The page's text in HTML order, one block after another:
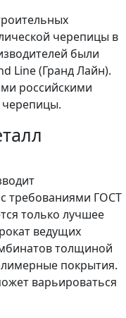
черепицы в
были
Line (Гранд Лайн).
российскими
черепицы.
требованиями ГОСТ
только лучшее
ведущих
толщиной
покрытия.
варьироваться